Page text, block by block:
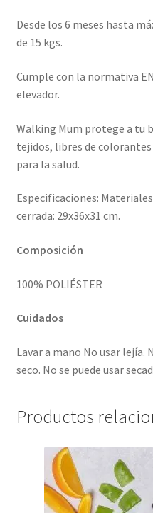
Desde los 6 meses hasta
de 15 kgs.
Cumple con la normativa
elevador.
Walking Mum protege a tu
tejidos, libres de
para la salud.
Especificaciones:
cerrada: 29x36x31 cm.
Composición
100% POLIÉSTER
Cuidados
Lavar a mano No usar lejía.
seco. No se puede usar
Productos